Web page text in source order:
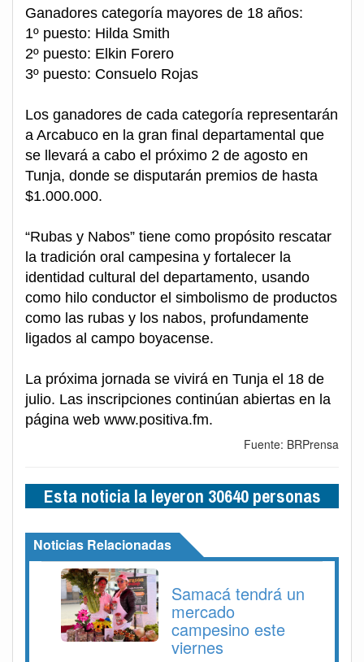
Ganadores categoría mayores de 18 años:
1º puesto: Hilda Smith
2º puesto: Elkin Forero
3º puesto: Consuelo Rojas
Los ganadores de cada categoría representarán
a Arcabuco en la gran final departamental que
se llevará a cabo el próximo 2 de agosto en
Tunja, donde se disputarán premios de hasta
$1.000.000.
“Rubas y Nabos” tiene como propósito rescatar
la tradición oral campesina y fortalecer la
identidad cultural del departamento, usando
como hilo conductor el simbolismo de productos
como las rubas y los nabos, profundamente
ligados al campo boyacense.
La próxima jornada se vivirá en Tunja el 18 de
julio. Las inscripciones continúan abiertas en la
página web www.positiva.fm.
Fuente: BRPrensa
Esta noticia la leyeron 30640 personas
Noticias Relacionadas
Samacá tendrá un
mercado
campesino este
viernes